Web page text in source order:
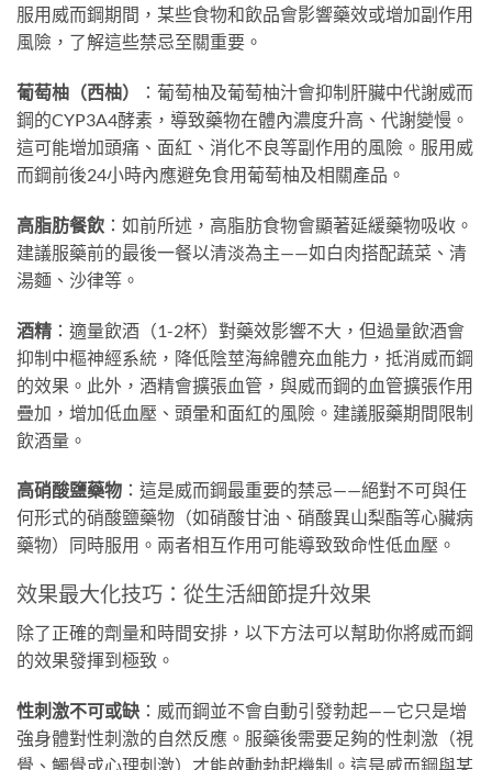
服用威而鋼期間，某些食物和飲品會影響藥效或增加副作用
風險，了解這些禁忌至關重要。
葡萄柚（西柚）
：葡萄柚及葡萄柚汁會抑制肝臟中代謝威而
鋼的CYP3A4酵素，導致藥物在體內濃度升高、代謝變慢。
這可能增加頭痛、面紅、消化不良等副作用的風險。服用威
而鋼前後24小時內應避免食用葡萄柚及相關產品。
高脂肪餐飲 ：如前所述，高脂肪食物會顯著延緩藥物吸收。
建議服藥前的最後一餐以清淡為主——如白肉搭配蔬菜、清
湯麵、沙律等。
酒精 ：適量飲酒（1-2杯）對藥效影響不大，但過量飲酒會
抑制中樞神經系統，降低陰莖海綿體充血能力，抵消威而鋼
的效果。此外，酒精會擴張血管，與威而鋼的血管擴張作用
疊加，增加低血壓、頭暈和面紅的風險。建議服藥期間限制
飲酒量。
高硝酸鹽藥物 ：這是威而鋼最重要的禁忌——絕對不可與任
何形式的硝酸鹽藥物（如硝酸甘油、硝酸異山梨酯等心臟病
藥物）同時服用。兩者相互作用可能導致致命性低血壓。
效果最大化技巧：從生活細節提升效果
除了正確的劑量和時間安排，以下方法可以幫助你將威而鋼
的效果發揮到極致。
性刺激不可或缺 ：威而鋼並不會自動引發勃起——它只是增
強身體對性刺激的自然反應。服藥後需要足夠的性刺激（視
覺、觸覺或心理刺激）才能啟動勃起機制。這是威而鋼與某